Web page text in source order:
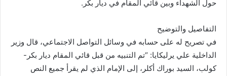
حول الشهداء وبين قائي المقام في ديار بكر.
التفاصيل والتوضيح
في تصريح له على حسابه في وسائل التواصل الاجتماعي، قال وزير
الداخلية علي يرليكايا: “تم التنبيه من قبل قائي المقام ديار بكر-
كولب، السيد بوراك أكلر، إلى الإمام الذي لم يقرأ جميع النص